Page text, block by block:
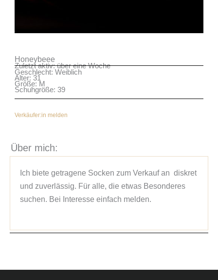
Honeybeee
Zuletzt aktiv: über eine Woche
Geschlecht: Weiblich
Alter: 31
Größe: M
Schuhgröße: 39
Verkäufer:in melden
Über mich:
Ich biete getragene Socken zum Verkauf an  diskret
und zuverlässig. Für alle, die etwas Besonderes
suchen. Bei Interesse einfach melden.